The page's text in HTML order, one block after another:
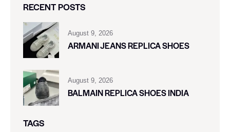
RECENT POSTS
August 9, 2026
ARMANI JEANS REPLICA SHOES
August 9, 2026
BALMAIN REPLICA SHOES INDIA
TAGS